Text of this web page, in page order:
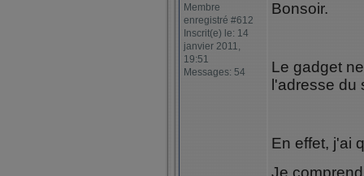
Membre
enregistré #612
Inscrit(e) le: 14
janvier 2011,
19:51
Messages: 54
Bonsoir.
Le gadget
l'adresse du
En effet, j'ai
Je